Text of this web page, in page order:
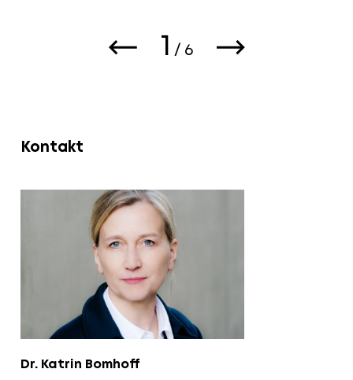
1 / 6
Kontakt
Dr. Katrin Bomhoff